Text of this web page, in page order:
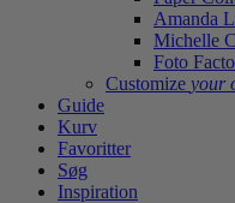
Amanda
Michelle
Foto
Customize your
Guide
Kurv
Favoritter
Søg
Inspiration